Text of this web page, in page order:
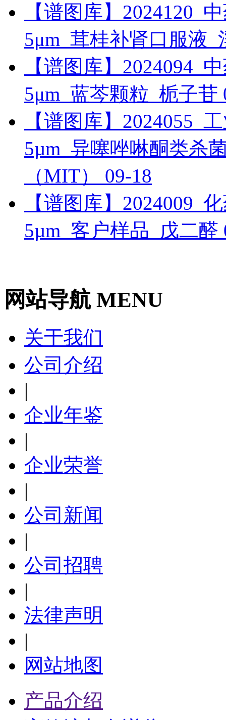
【谱图库】2024120_
5μm_茸桂补肾口服液
【谱图库】2024094_
5μm_蓝芩颗粒_栀子苷
【谱图库】2024055_
5µm_异噻唑啉酮类杀
（MIT） 09-18
【谱图库】2024009_
5µm_客户样品_戊二醛
网站导航 MENU
关于我们
公司介绍
|
企业年鉴
|
企业荣誉
|
公司新闻
|
公司招聘
|
法律声明
|
网站地图
产品介绍